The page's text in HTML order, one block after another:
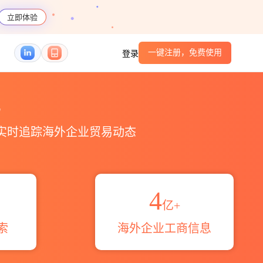
立即体验
登录 一键注册，免费使用
时追踪海外企业贸易动态
4亿+
海外企业工商信息